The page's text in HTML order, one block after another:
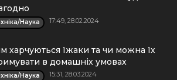
Наука 17:49, 28.02.2024
харчуються їжаки та чи можна їх
в домашніх умовах
Наука 15:31, 28.03.2024